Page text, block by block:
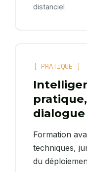
distanciel
[ PRATIQUE ]
Formation
techniques,
du